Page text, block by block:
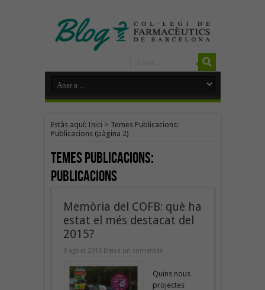
Estàs aquí: Inici > Temes Publicacions:
Publicacions(pàgina 2)
Temes Publicacions:
Publicacions
Memòria del COFB: què ha
estat el més destacat del
2015?
9 agost 2016 Deixa un comentari
Quins nous
projectes